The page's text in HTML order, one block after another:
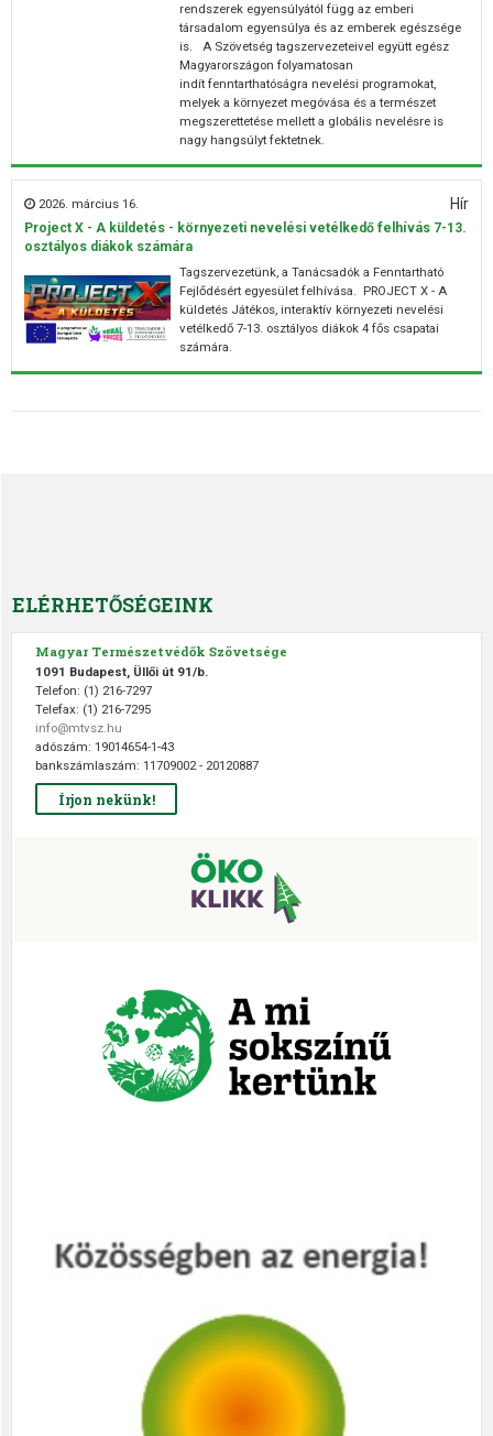
rendszerek egyensúlyától függ az emberi
társadalom egyensúlya és az emberek egészsége
is. A Szövetség tagszervezeteivel együtt egész
Magyarországon folyamatosan
indít fenntarthatóságra nevelési programokat,
melyek a környezet megóvása és a természet
megszerettetése mellett a globális nevelésre is
nagy hangsúlyt fektetnek.
2026. március 16. Hír
Project X - A küldetés - környezeti nevelési vetélkedő felhívás 7-13.
osztályos diákok számára
Tagszervezetünk, a Tanácsadók a Fenntartható
Fejlődésért egyesület felhívása. PROJECT X - A
küldetés Játékos, interaktív környezeti nevelési
vetélkedő 7-13. osztályos diákok 4 fős csapatai
számára.
ELÉRHETŐSÉGEINK
Magyar Természetvédők Szövetsége
1091 Budapest, Üllői út 91/b.
Telefon: (1) 216-7297
Telefax: (1) 216-7295
info@mtvsz.hu
adószám: 19014654-1-43
bankszámlaszám: 11709002 - 20120887
Írjon nekünk!